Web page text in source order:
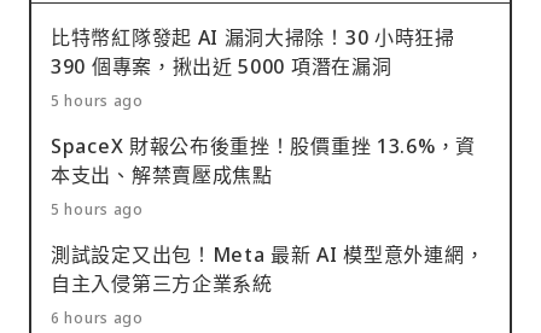
比特幣紅隊發起 AI 漏洞大掃除！30 小時狂掃
390 個專案，揪出近 5000 項潛在漏洞
5 hours ago
SpaceX 財報公布後重挫！股價重挫 13.6%，資
本支出、解禁賣壓成焦點
5 hours ago
測試設定又出包！Meta 最新 AI 模型意外連網，
自主入侵第三方企業系統
6 hours ago